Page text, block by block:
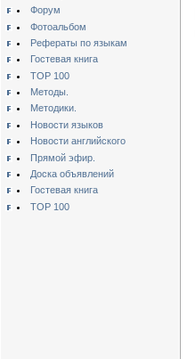
Форум
Фотоальбом
Рефераты по языкам
Гостевая книга
TOP 100
Методы.
Методики.
Новости языков
Новости английского
Прямой эфир.
Доска объявлений
Гостевая книга
TOP 100